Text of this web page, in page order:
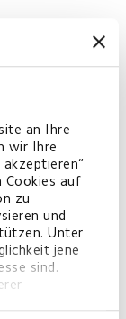
an Ihre
wir Ihre
Cookies auf
zu
und
Unter
jene
sind.